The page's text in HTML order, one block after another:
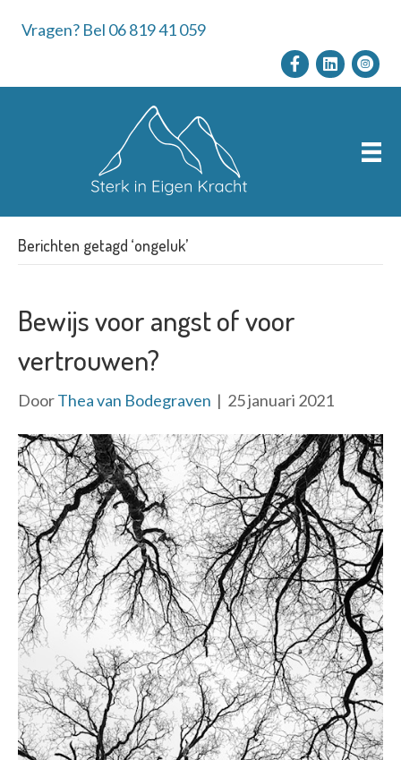
Vragen? Bel 06 819 41 059
Berichten getagd ‘ongeluk’
Bewijs voor angst of voor
vertrouwen?
DoorThea van Bodegraven | 25 januari 2021